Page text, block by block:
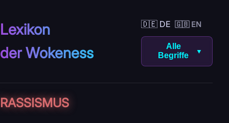
Lexikon
der Wokeness
🇩🇪 DE 🇬🇧 EN
Alle
Begriffe
▼
RASSISMUS